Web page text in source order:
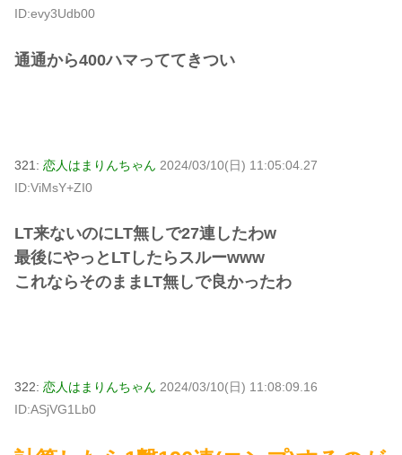
ID:evy3Udb00
通通から400ハマっててきつい
321: 恋人はまりんちゃん 2024/03/10(日) 11:05:04.27
ID:ViMsY+ZI0
LT来ないのにLT無しで27連したわw
最後にやっとLTしたらスルーwww
これならそのままLT無しで良かったわ
322: 恋人はまりんちゃん 2024/03/10(日) 11:08:09.16
ID:ASjVG1Lb0